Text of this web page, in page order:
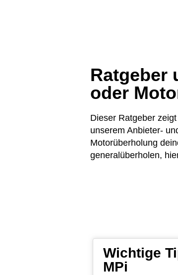
Ratgeber
oder
Dieser Ratgeber
unserem Anbieter-
Motorüberholung
generalüberholen,
Wichtige
MPi